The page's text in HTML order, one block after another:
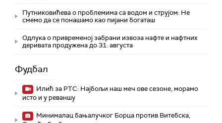
Путниковићева о проблемима са водом и струјом: Не
смемо да се понашамо као пијани богаташ
Одлука о привременој забрани извоза нафте и нафтних
деривата продужена до 31. августа
Фудбал
Илић за РТС: Најбољи наш меч ове сезоне, морамо
исто и у реваншу
Минималац бањалучког Борца против Витебска,